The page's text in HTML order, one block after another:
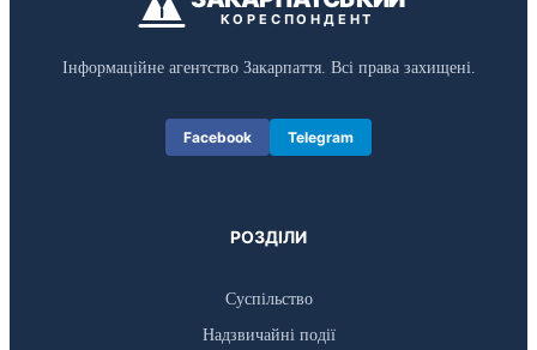
КОРЕСПОНДЕНТ
Інформаційне агентство Закарпаття. Всі права захищені.
Facebook Telegram
РОЗДІЛИ
Суспільство
Надзвичайні події